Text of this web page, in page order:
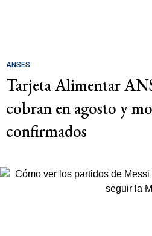
ANSES
Tarjeta Alimentar
cobran en agosto y
confirmados